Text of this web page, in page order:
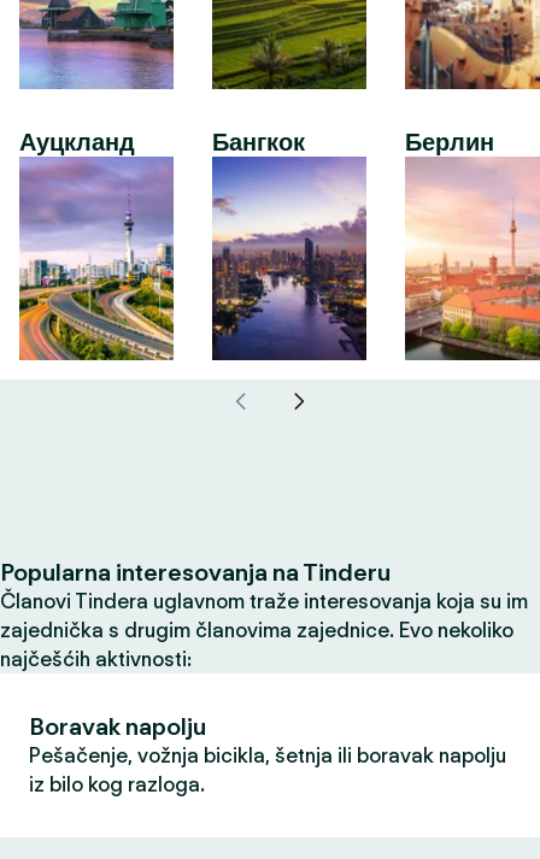
Ауцкланд Бангкок Берлин
Popularna interesovanja na Tinderu
Članovi Tindera uglavnom traže interesovanja koja su im
zajednička s drugim članovima zajednice. Evo nekoliko
najčešćih aktivnosti:
Boravak napolju
Pešačenje, vožnja bicikla, šetnja ili boravak napolju
iz bilo kog razloga.